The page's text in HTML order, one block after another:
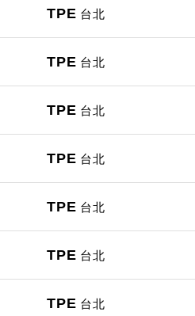
TPE 台北
TPE 台北
TPE 台北
TPE 台北
TPE 台北
TPE 台北
TPE 台北